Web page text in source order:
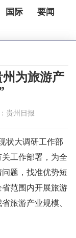
国际
要闻
州为旅游产
贵州日报
状大调研工作部
工作部署，为全
题，找准优势短
范围内开展旅游
旅游产业规模、